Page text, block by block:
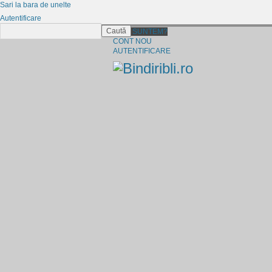
CINE SUNTEM?
CONT NOU
AUTENTIFICARE
Sari la bara de unelte
Autentificare
Caută